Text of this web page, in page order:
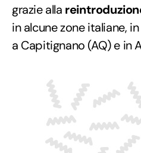
grazie alla
in alcune zone italiane,
a Capitignano (AQ) e in